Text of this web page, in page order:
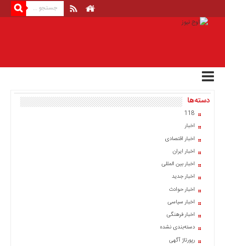
صفحه
اصلی
اخبار
اقتصادی
اقتصادی
دسته‌ها
118
اخبار
اخبار اقتصادی
اخبار ایران
اخبار بین المللی
اخبار جدید
اخبار حوادث
اخبار سیاسی
اخبار فرهنگی
دسته‌بندی نشده
رپورتاژ آگهی